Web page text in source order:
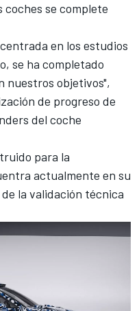
coches se complete
en los estudios
se ha completado
nuestros objetivos",
de progreso de
del coche
para la
actualmente en su
la validación técnica